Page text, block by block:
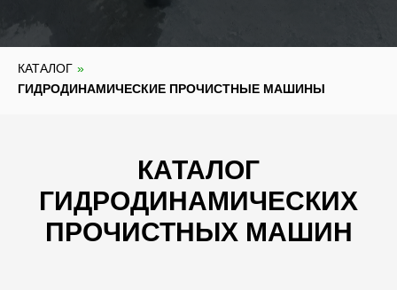
КАТАЛОГ »
ГИДРОДИНАМИЧЕСКИЕ ПРОЧИСТНЫЕ МАШИНЫ
КАТАЛОГ
ГИДРОДИНАМИЧЕСКИХ
ПРОЧИСТНЫХ МАШИН